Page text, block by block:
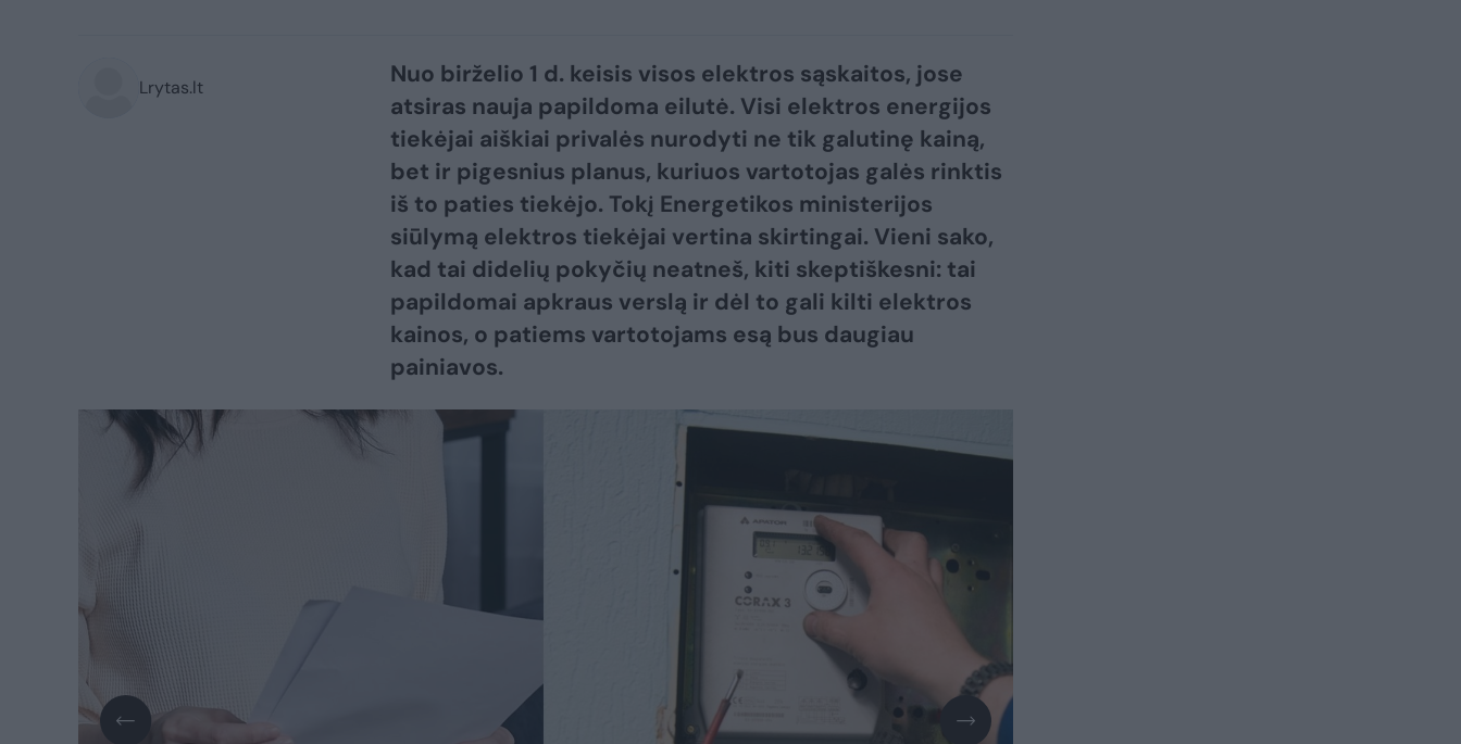
Lrytas.lt
Nuo birželio 1 d. keisis visos elektros sąskaitos, jose
atsiras nauja papildoma eilutė. Visi elektros energijos
tiekėjai aiškiai privalės nurodyti ne tik galutinę kainą,
bet ir pigesnius planus, kuriuos vartotojas galės rinktis
iš to paties tiekėjo. Tokį Energetikos ministerijos
siūlymą elektros tiekėjai vertina skirtingai. Vieni sako,
kad tai didelių pokyčių neatneš, kiti skeptiškesni: tai
papildomai apkraus verslą ir dėl to gali kilti elektros
kainos, o patiems vartotojams esą bus daugiau
painiavos.